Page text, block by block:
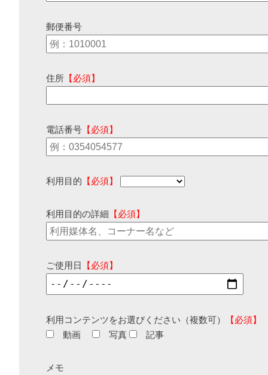
郵便番号
住所 【必須】
電話番号 【必須】
利用目的 【必須】
利用目的の詳細 【必須】
ご使用日 【必須】
利用コンテンツをお選びください（複数可）
【必須】
動画
写真 記事
メモ